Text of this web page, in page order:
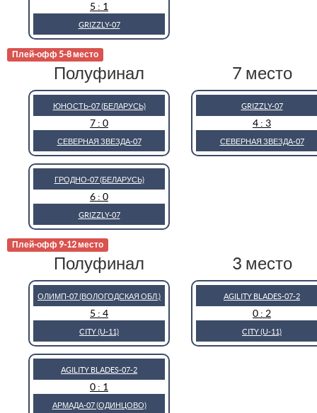
5 : 1
GRIZZLY-07
Плей-офф 5-8 место
Полуфинал
ЮНОСТЬ-07 (БЕЛАРУСЬ)
7 : 0
СЕВЕРНАЯ ЗВЕЗДА-07
ГРОДНО-07 (БЕЛАРУСЬ)
6 : 0
GRIZZLY-07
7 место
GRIZZLY-07
4 : 3
СЕВЕРНАЯ ЗВЕЗДА-07
Плей-офф 9-12 место
Полуфинал
ОЛИМП-07 (ВОЛОГОДСКАЯ ОБЛ.)
5 : 4
CITY (U-11)
AGILITY BLADES-07-2
0 : 1
АРМАДА-07 (ОДИНЦОВО)
3 место
AGILITY BLADES-07-2
0 : 2
CITY (U-11)